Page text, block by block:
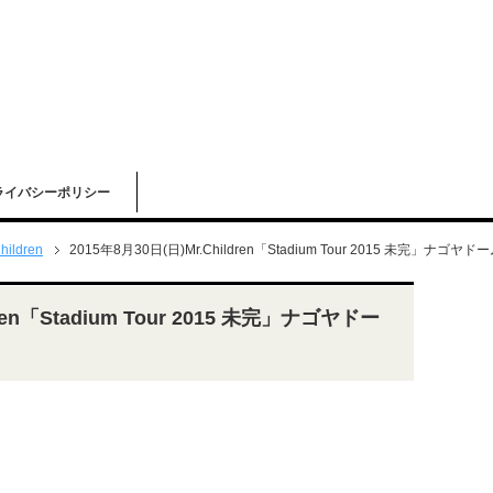
イバシーポリシー
2015年8月30日(日)Mr.Children「Stadium Tour 2015 未完」ナゴヤドー
「Stadium Tour 2015 未完」ナゴヤドー